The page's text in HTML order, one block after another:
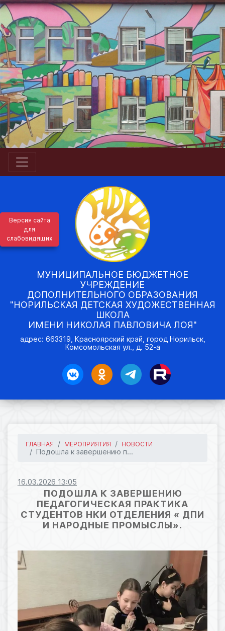
Версия сайта
для
слабовидящих
МУНИЦИПАЛЬНОЕ БЮДЖЕТНОЕ
УЧРЕЖДЕНИЕ
ДОПОЛНИТЕЛЬНОГО ОБРАЗОВАНИЯ
"НОРИЛЬСКАЯ ДЕТСКАЯ ХУДОЖЕСТВЕННАЯ
ШКОЛА
ИМЕНИ НИКОЛАЯ ПАВЛОВИЧА ЛОЯ"
адрес: 663319, Красноярский край, город Норильск,
Комсомольская ул., д. 52-а
ГЛАВНАЯ МЕРОПРИЯТИЯ НОВОСТИ
Подошла к завершению п...
16.03.2026 13:05
ПОДОШЛА К ЗАВЕРШЕНИЮ
ПЕДАГОГИЧЕСКАЯ ПРАКТИКА
СТУДЕНТОВ НКИ ОТДЕЛЕНИЯ « ДПИ
И НАРОДНЫЕ ПРОМЫСЛЫ».